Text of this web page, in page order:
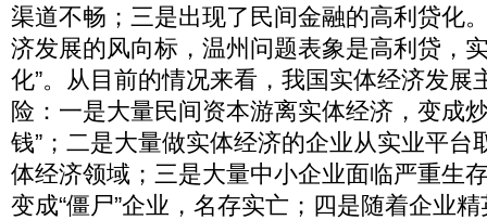
渠道不畅；三是出现了民间金融的高利贷化
济发展的风向标，温州问题表象是高利贷，
化”。从目前的情况来看，我国实体经济发展
险：一是大量民间资本游离实体经济，变成
钱”；二是大量做实体经济的企业从实业平台
体经济领域；三是大量中小企业面临严重生
变成“僵尸”企业，名存实亡；四是随着企业